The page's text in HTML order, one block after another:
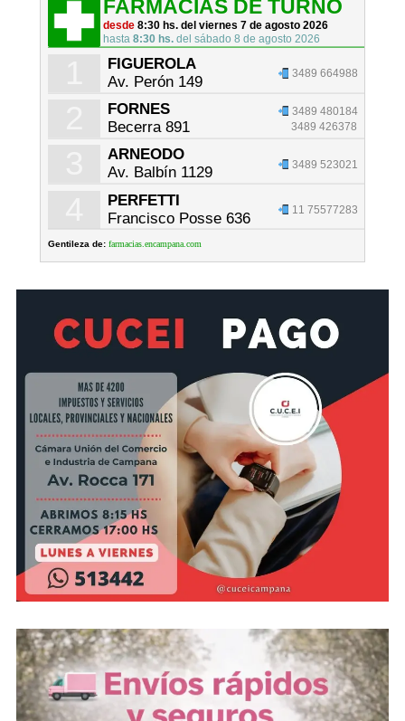
FARMACIAS DE TURNO
desde8:30 hs. del viernes 7 de agosto 2026
hasta8:30 hs. del sábado 8 de agosto 2026
FIGUEROLA
Av. Perón 149
3489 664988
FORNES
Becerra 891
3489 480184
3489 426378
ARNEODO
Av. Balbín 1129
3489 523021
PERFETTI
Francisco Posse 636
11 75577283
Gentileza de: farmacias.encampana.com